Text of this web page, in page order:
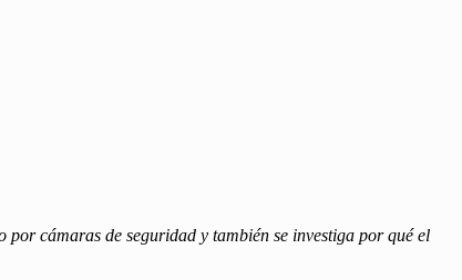
cámaras de seguridad y también se investiga por qué el